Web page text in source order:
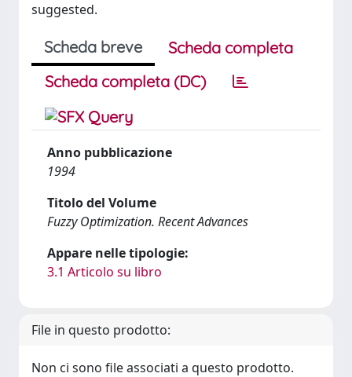
suggested.
Scheda breve
Scheda completa
Scheda completa (DC)
Anno pubblicazione
1994
Titolo del Volume
Fuzzy Optimization. Recent Advances
Appare nelle tipologie:
3.1 Articolo su libro
File in questo prodotto:
Non ci sono file associati a questo prodotto.